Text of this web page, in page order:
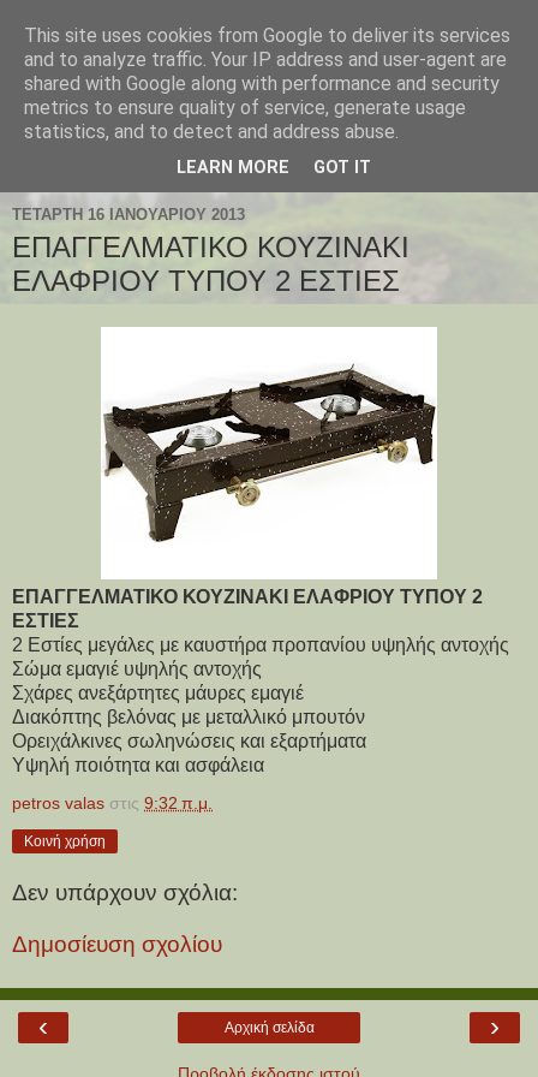
ΤΕΤΆΡΤΗ 16 ΙΑΝΟΥΑΡΊΟΥ 2013
ΕΠΑΓΓΕΛΜΑΤΙΚΟ ΚΟΥΖΙΝΑΚΙ
ΕΛΑΦΡΙΟΥ ΤΥΠΟΥ 2 ΕΣΤΙΕΣ
ΕΠΑΓΓΕΛΜΑΤΙΚΟ ΚΟΥΖΙΝΑΚΙ ΕΛΑΦΡΙΟΥ ΤΥΠΟΥ 2
ΕΣΤΙΕΣ
2 Εστίες μεγάλες με καυστήρα προπανίου υψηλής αντοχής
Σώμα εμαγιέ υψηλής αντοχής
Σχάρες ανεξάρτητες μάυρες εμαγιέ
Διακόπτης βελόνας με μεταλλικό μπουτόν
Ορειχάλκινες σωληνώσεις και εξαρτήματα
Υψηλή ποιότητα και ασφάλεια
petros valas στις 9:32 π.μ.
Κοινή χρήση
Δεν υπάρχουν σχόλια:
Δημοσίευση σχολίου
‹ ›
Αρχική σελίδα
Προβολή έκδοσης ιστού
This site uses cookies from Google to deliver its services
and to analyze traffic. Your IP address and user-agent are
shared with Google along with performance and security
metrics to ensure quality of service, generate usage
statistics, and to detect and address abuse.
LEARN MORE GOT IT